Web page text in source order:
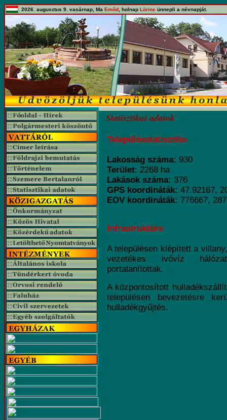
2026. augusztus 9. vasárnap, Ma Emőd , holnap Lörinc ünnepli a névnapját.
Statisztikai adatok
Településstatisztika
Lakosság száma: 930
Terület: 2268 ha
Lakások száma: 376
GPS koordináták: 47.92167,
EOV koordináták: 776667,
Infrastruktúra
A településen kiépített a
vezetékes ivóvíz
portalanítottak.
A központosított
településen bevezetésre
hulladékgyűjtés.